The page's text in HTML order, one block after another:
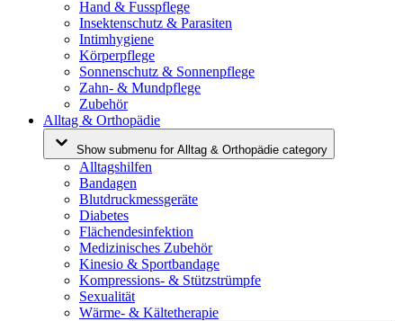
Hand & Fusspflege
Insektenschutz & Parasiten
Intimhygiene
Körperpflege
Sonnenschutz & Sonnenpflege
Zahn- & Mundpflege
Zubehör
Alltag & Orthopädie
Show submenu for Alltag & Orthopädie category
Alltagshilfen
Bandagen
Blutdruckmessgeräte
Diabetes
Flächendesinfektion
Medizinisches Zubehör
Kinesio & Sportbandage
Kompressions- & Stützstrümpfe
Sexualität
Wärme- & Kältetherapie